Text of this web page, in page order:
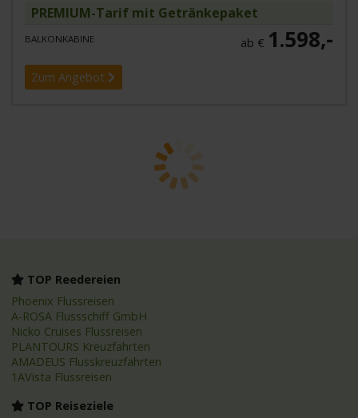
PREMIUM-Tarif mit Getränkepaket
BALKONKABINE ab € 1.598,-
Zum Angebot
TOP Reedereien
Phoenix Flussreisen
A-ROSA Flussschiff GmbH
Nicko Cruises Flussreisen
PLANTOURS Kreuzfahrten
AMADEUS Flusskreuzfahrten
1AVista Flussreisen
TOP Reiseziele